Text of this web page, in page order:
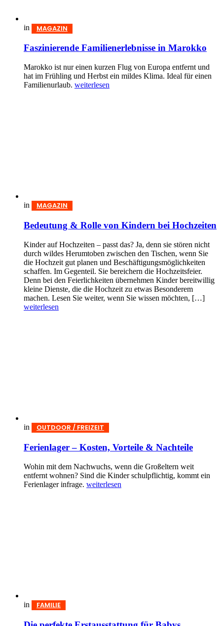
in MAGAZIN
Faszinierende Familienerlebnisse in Marokko
Marokko ist nur einen kurzen Flug von Europa entfernt und
hat im Frühling und Herbst ein mildes Klima. Ideal für einen
Familienurlaub. weiterlesen
in MAGAZIN
Bedeutung & Rolle von Kindern bei Hochzeiten
Kinder auf Hochzeiten – passt das? Ja, denn sie stören nicht
durch wildes Herumtoben zwischen den Tischen, wenn Sie
die Hochzeit gut planen und Beschäftigungsmöglichkeiten
schaffen. Im Gegenteil. Sie bereichern die Hochzeitsfeier.
Denn bei den Feierlichkeiten übernehmen Kinder bereitwillig
kleine Dienste, die die Hochzeit zu etwas Besonderem
machen. Lesen Sie weiter, wenn Sie wissen möchten, […]
weiterlesen
in OUTDOOR / FREIZEIT
Ferienlager – Kosten, Vorteile & Nachteile
Wohin mit dem Nachwuchs, wenn die Großeltern weit
entfernt wohnen? Sind die Kinder schulpflichtig, kommt ein
Ferienlager infrage. weiterlesen
in FAMILIE